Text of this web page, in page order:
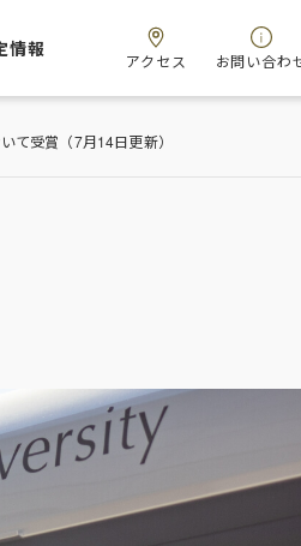
情報
アクセス お問い合わ
て受賞（7月14日更新）